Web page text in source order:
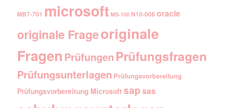
MB7-701 microsoft MS-100 N10-006 oracle
originale Frageoriginale
Fragen Prüfungen Prüfungsfragen
Prüfungsunterlagen Prüfungsvorbereitung
Prüfungsvorbereitung Microsoft sapsas